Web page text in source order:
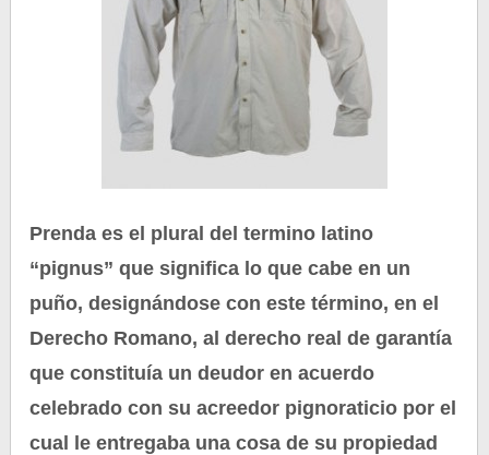
Prenda es el plural del termino latino
“pignus” que significa lo que cabe en un
puño, designándose con este término, en el
Derecho Romano, al derecho real de garantía
que constituía un deudor en acuerdo
celebrado con su acreedor pignoraticio por el
cual le entregaba una cosa de su propiedad